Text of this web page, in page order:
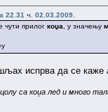
22.31 ч. 02.03.2009.
чути прилог коџа , у значењу
испрва да се каже
са коџа лед и много